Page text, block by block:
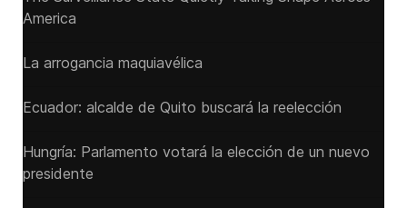
America
La arrogancia maquiavélica
Ecuador: alcalde de Quito buscará la reelección
Hungría: Parlamento votará la elección de un nuevo
presidente